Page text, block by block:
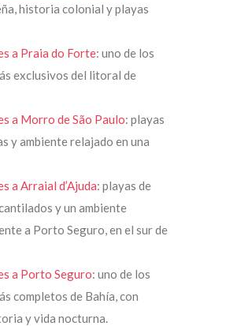
historia colonial y playas
a Praia do Forte: uno de los
exclusivos del litoral de
a Morro de São Paulo: playas
y ambiente relajado en una
a Arraial d’Ajuda: playas de
y un ambiente
a Porto Seguro, en el sur de
a Porto Seguro: uno de los
completos de Bahía, con
y vida nocturna.